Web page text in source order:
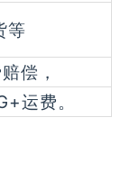
等
偿，
运费。